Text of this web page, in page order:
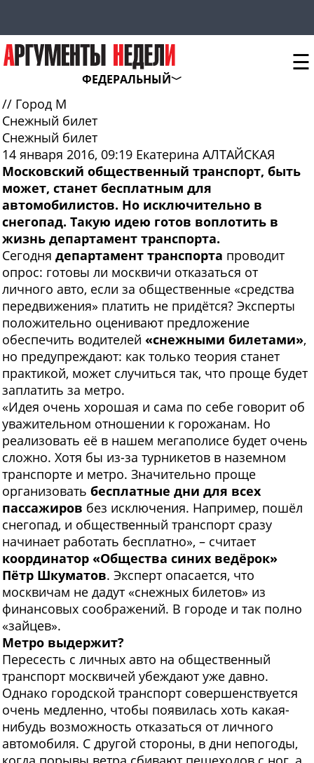
ФЕДЕРАЛЬНЫЙ
☰
// Город М
Снежный билет
Снежный билет
14 января 2016, 09:19 Екатерина АЛТАЙСКАЯ
Московский общественный транспорт, быть
может, станет бесплатным для
автомобилистов. Но исключительно в
снегопад. Такую идею готов воплотить в
жизнь департамент транспорта.
Сегодня департамент транспорта проводит
опрос: готовы ли москвичи отказаться от
личного авто, если за общественные «средства
передвижения» платить не придётся? Эксперты
положительно оценивают предложение
обеспечить водителей «снежными билетами»,
но предупреждают: как только теория станет
практикой, может случиться так, что проще будет
заплатить за метро.
«Идея очень хорошая и сама по себе говорит об
уважительном отношении к горожанам. Но
реализовать её в нашем мегаполисе будет очень
сложно. Хотя бы из-за турникетов в наземном
транспорте и метро. Значительно проще
организовать бесплатные дни для всех
пассажиров без исключения. Например, пошёл
снегопад, и общественный транспорт сразу
начинает работать бесплатно», – считает
координатор «Общества синих ведёрок»
Пётр Шкуматов. Эксперт опасается, что
москвичам не дадут «снежных билетов» из
финансовых соображений. В городе и так полно
«зайцев».
Метро выдержит?
Пересесть с личных авто на общественный
транспорт москвичей убеждают уже давно.
Однако городской транспорт совершенствуется
очень медленно, чтобы появилась хоть какая-
нибудь возможность отказаться от личного
автомобиля. С другой стороны, в дни непогоды,